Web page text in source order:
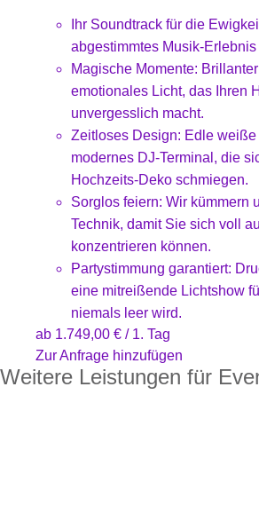
Ihr Soundtrack für die
abgestimmtes Musik-
Magische Momente:
emotionales Licht, das Ihren
unvergesslich macht.
Zeitloses Design: Edle weiße
modernes DJ-Terminal, die
Hochzeits-Deko schmiegen.
Sorglos feiern: Wir kümmern
Technik, damit Sie sich voll
konzentrieren können.
Partystimmung garantiert:
eine mitreißende Lichtshow
niemals leer wird.
ab 1.749,00 € / 1. Tag
Zur Anfrage hinzufügen
Weitere Leistungen für